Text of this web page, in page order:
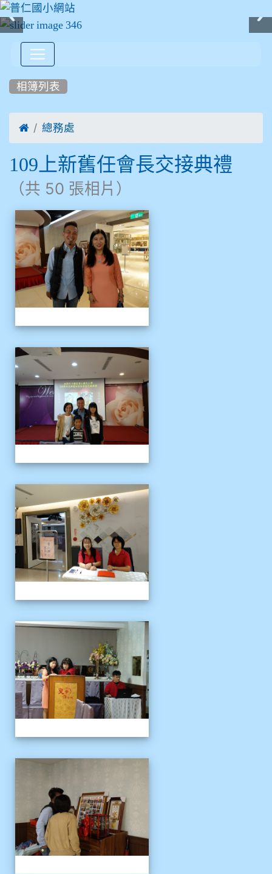
相簿列表
 總務處
109上新舊任會長交接典禮
（共 50 張相片）
相簿列表 109上新舊任會長交接典
109上新舊任會長交接典
109上新舊任會長交接典
109上新舊任會長交接典